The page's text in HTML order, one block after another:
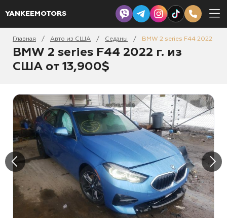
YANKEEMOTORS
Главная / Авто из США / Седаны / BMW 2 series F44 2022
BMW 2 series F44 2022 г. из
США от 13,900$